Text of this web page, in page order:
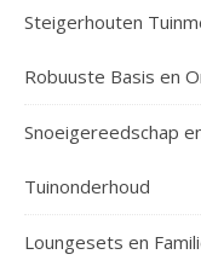
Steigerhouten
Robuuste Basis en
Snoeigereedschap
Tuinonderhoud
Loungesets en